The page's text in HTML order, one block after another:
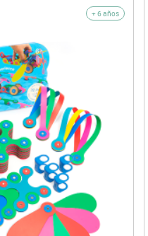
+ 6 años